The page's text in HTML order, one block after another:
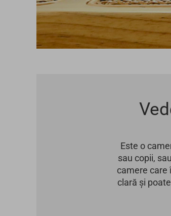
Este o
sau copii,
camere care
clară și